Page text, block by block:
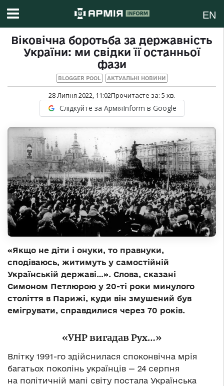
EN
Віковічна боротьба за державність
України: ми свідки її останньої
фази
BLOGGER POOL АКТУАЛЬНІ НОВИНИ
28 Липня 2022, 11:02Прочитаєте за: 5 хв.
Слідкуйте за АрміяInform в Google
«Якщо не діти і онуки, то правнуки,
сподіваюсь, житимуть у самостійній
Українській державі…». Слова, сказані
Симоном Петлюрою у 20-ті роки минулого
століття в Парижі, куди він змушений був
емігрувати, справдилися через 70 років.
«УНР вигадав Рух…»
Влітку 1991-го здійснилася споконвічна мрія
багатьох поколінь українців — 24 серпня
на політичній мапі світу постала Українська